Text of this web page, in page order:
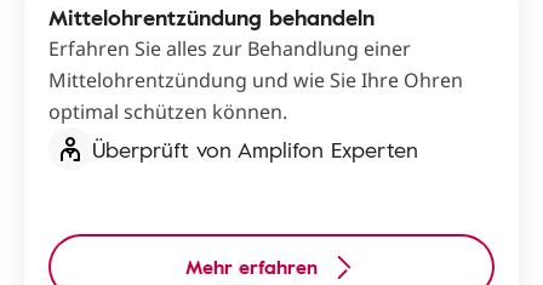
Mittelohrentzündung behandeln
Erfahren Sie alles zur Behandlung einer
Mittelohrentzündung und wie Sie Ihre Ohren
optimal schützen können.
Überprüft von Amplifon Experten
Mehr erfahren